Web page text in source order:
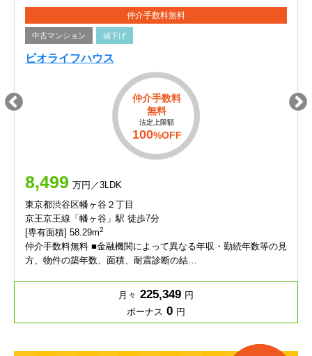
仲介手数料無料
中古マンション 値下げ
ビオライフハウス
仲介手数料
無料
法定上限額
100%OFF
8,499 万円／3LDK
東京都渋谷区幡ヶ谷２丁目
京王京王線「幡ヶ谷」駅 徒歩7分
[専有面積] 58.29m2
仲介手数料無料 ■金融機関によって異なる年収・勤続年数等の見
方、物件の築年数、面積、耐震診断の結…
月々 225,349 円
ボーナス 0 円